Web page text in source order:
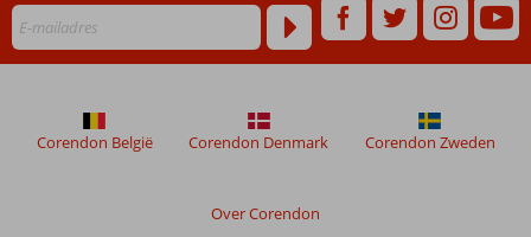
meer
om
de
Over Corendon
Corendon België Corendon Denmark Corendon Zweden